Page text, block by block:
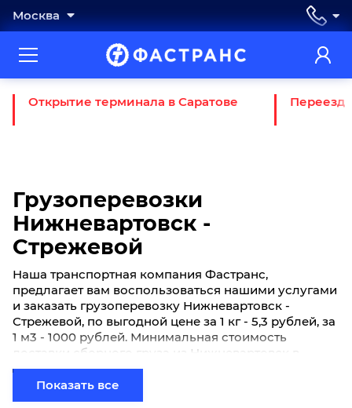
Москва
Открытие терминала в Саратове Переезд
Грузоперевозки
Нижневартовск -
Стрежевой
Наша транспортная компания Фастранс,
предлагает вам воспользоваться нашими услугами
и заказать грузоперевозку Нижневартовск -
Стрежевой, по выгодной цене за 1 кг - 5,3 рублей, за
1 м3 - 1000 рублей. Минимальная стоимость
доставки сборного груза из Нижневартовск в
Стрежевой начинается от 600 рублей. Если вы
хотите отправить свой груз сборной партией по
готовому маршруту в Стрежевой и у вас возникли
Показать все